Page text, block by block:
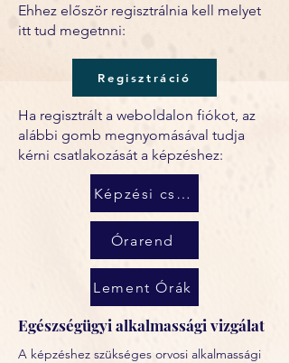
Ehhez először regisztrálnia kell melyet
itt tud megetnni:
Regisztráció
Ha regisztrált a weboldalon fiókot, az
alábbi gomb megnyomásával tudja
kérni csatlakozását a képzéshez:
Képzési csoport
Órarend
Lement Órák
Egészségügyi alkalmassági vizgálat
A képzéshez szükséges orvosi alkalmassági